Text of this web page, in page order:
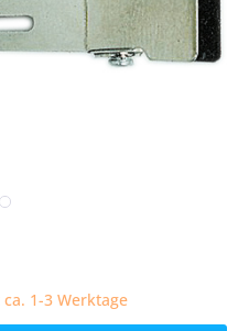
1-3 Werktage